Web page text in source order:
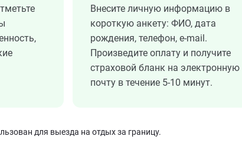
Внесите личную информацию в
короткую анкету: ФИО, дата
рождения, телефон, e-mail.
Произведите оплату и получите
страховой бланк на электронную
почту в течение 5-10 минут.
для выезда на отдых за границу.